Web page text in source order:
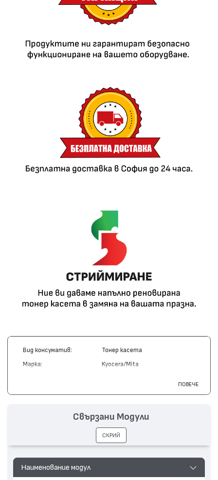
Вид консуматив: Тонер касета
Марка: Kyocera/Mita
FS-1020, FS-1018MFP, FS-
1118MFP
ПОВЕЧЕ
Наименование модул
Свързани Модули
СКРИЙ